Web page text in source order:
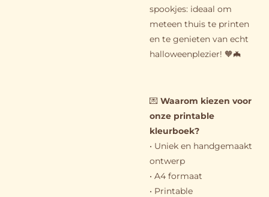
spookjes: ideaal om
meteen thuis te printen
en te genieten van echt
halloweenplezier! 🧡🦇
💌 Waarom kiezen voor
onze printable
kleurboek?
• Uniek en handgemaakt
ontwerp
• A4 formaat
• Printable